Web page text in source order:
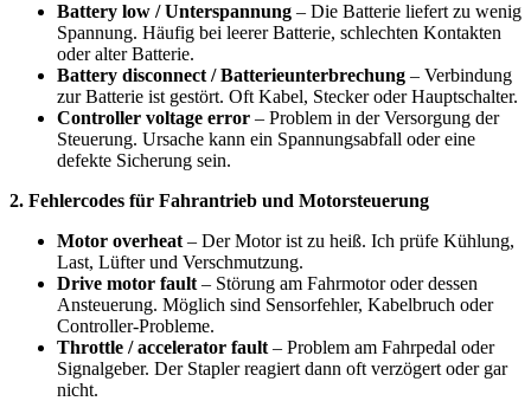
Battery low / Unterspannung – Die Batterie liefert zu wenig
Spannung. Häufig bei leerer Batterie, schlechten Kontakten
oder alter Batterie.
Battery disconnect / Batterieunterbrechung – Verbindung
zur Batterie ist gestört. Oft Kabel, Stecker oder Hauptschalter.
Controller voltage error – Problem in der Versorgung der
Steuerung. Ursache kann ein Spannungsabfall oder eine
defekte Sicherung sein.
2. Fehlercodes für Fahrantrieb und Motorsteuerung
Motor overheat – Der Motor ist zu heiß. Ich prüfe Kühlung,
Last, Lüfter und Verschmutzung.
Drive motor fault – Störung am Fahrmotor oder dessen
Ansteuerung. Möglich sind Sensorfehler, Kabelbruch oder
Controller-Probleme.
Throttle / accelerator fault – Problem am Fahrpedal oder
Signalgeber. Der Stapler reagiert dann oft verzögert oder gar
nicht.